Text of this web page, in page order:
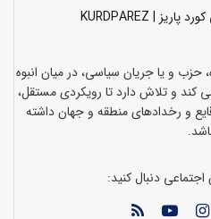
حزب و یا جریان سیاسی، در میان انبوه
و تلاش دارد تا رویکردی مستقل،
و رخدادهای منطقه و جهان داشته
دنبال کنید: